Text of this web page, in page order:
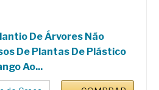
De Árvores Não
De Plantas De Plástico
Ao...